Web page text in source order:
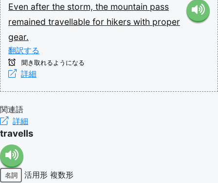
Even after the storm, the mountain pass
remained travellable for hikers with proper
gear.
翻訳する
聞き取れるようになる
詳細
関連語
詳細
travells
名詞 活用形 複数形